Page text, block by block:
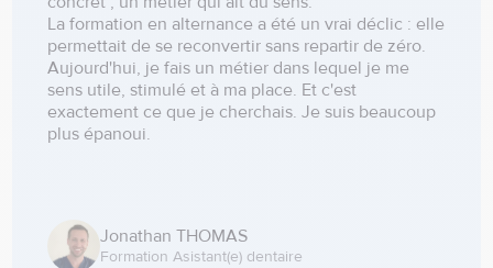
La formation en alternance a été un vrai déclic : elle
permettait de se reconvertir sans repartir de zéro.
Aujourd'hui, je fais un métier dans lequel je me
sens utile, stimulé et à ma place. Et c'est
exactement ce que je cherchais. Je suis beaucoup
plus épanoui.
Jonathan THOMAS
Formation Asistant(e) dentaire